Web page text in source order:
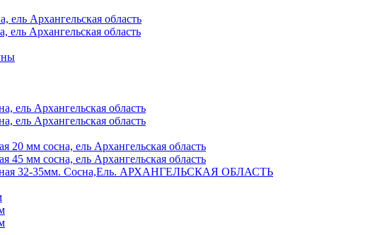
ель Архангельская область
ель Архангельская область
ель Архангельская область
ель Архангельская область
20 мм сосна, ель Архангельская область
45 мм сосна, ель Архангельская область
32-35мм. Сосна,Ель. АРХАНГЕЛЬСКАЯ ОБЛАСТЬ